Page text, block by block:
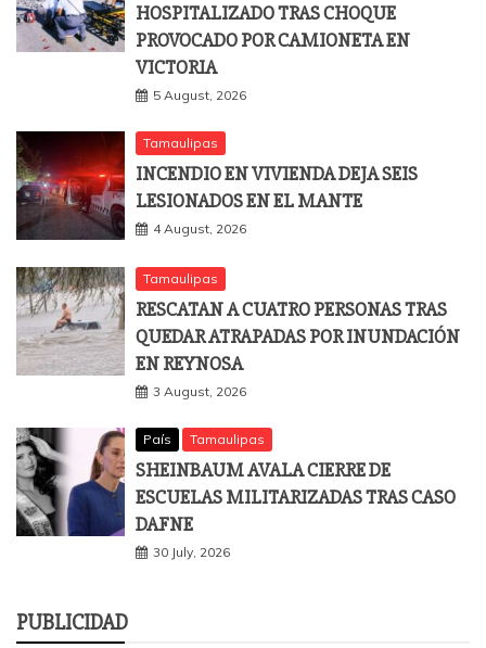
HOSPITALIZADO TRAS CHOQUE
PROVOCADO POR CAMIONETA EN
VICTORIA
5 August, 2026
Tamaulipas
INCENDIO EN VIVIENDA DEJA SEIS
LESIONADOS EN EL MANTE
4 August, 2026
Tamaulipas
RESCATAN A CUATRO PERSONAS TRAS
QUEDAR ATRAPADAS POR INUNDACIÓN
EN REYNOSA
3 August, 2026
País Tamaulipas
SHEINBAUM AVALA CIERRE DE
ESCUELAS MILITARIZADAS TRAS CASO
DAFNE
30 July, 2026
PUBLICIDAD